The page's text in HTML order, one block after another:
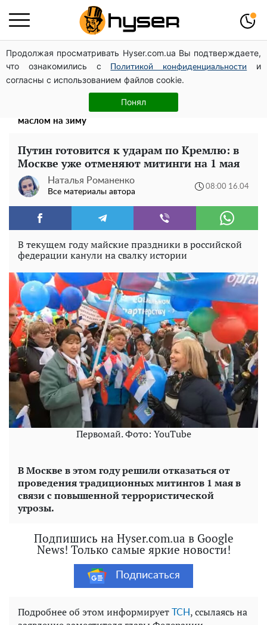
Продолжая просматривать Hyser.com.ua Вы подтверждаете,
что ознакомились с
Политикой конфиденциальности
и
согласны с использованием файлов cookie.
Понял
Дроны с наценкой: Александр Конотопский вывел
миллионы оборонного бюджета через фиктивную
фирму в Эстонии
Такую вкуснятину вы будете открывать банку за
банкой: рецепт помидоров дольками с луком и
маслом на зиму
Путин готовится к ударам по Кремлю: в
Москве уже отменяют митинги на 1 мая
Наталья Романенко
Все материалы автора
08:00 16.04
В текущем году майские праздники в российской
федерации канули на свалку истории
Первомай. Фото: YouTube
В Москве в этом году решили отказаться от
проведения традиционных митингов 1 мая в
связи с повышенной террористической
угрозы.
Подпишись на Hyser.com.ua в Google
News! Только самые яркие новости!
Подписаться
Подробнее об этом информирует ТСН, ссылаясь на